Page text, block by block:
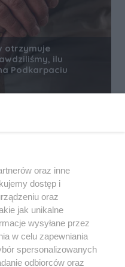
otrzymuje
ilu
Podkarpaciu
info.pljest:
LIBERTAS
oraz inne
dostęp i
oraz
jak unikalne
wysyłane przez
w celu zapewniania
spersonalizowanych
odbiorców oraz